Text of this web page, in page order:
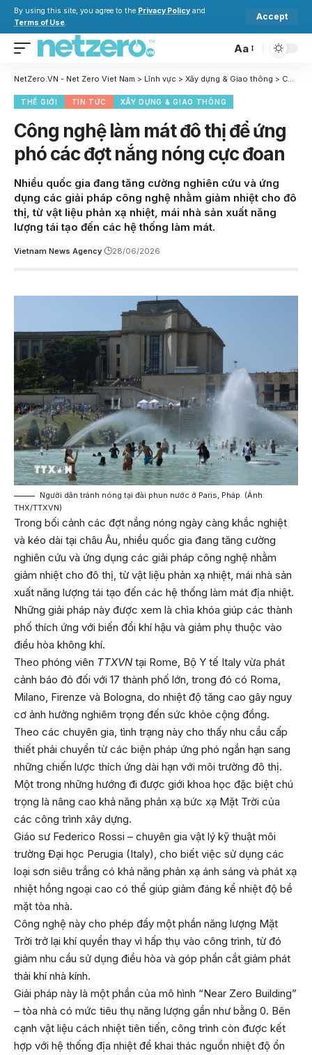
By using this site, you agree to the Privacy Policy and
Terms of Use.
Accept
Aa
NetZero.VN - Net Zero Viet Nam > Lĩnh vực > Xây dựng & Giao thông > Công nghệ làm mát đô thị để ứng phó các đợt nắng nóng cực đoan
THẾ GIỚI TIN TỨC XÂY DỰNG & GIAO THÔNG
Công nghệ làm mát đô thị để ứng
phó các đợt nắng nóng cực đoan
Nhiều quốc gia đang tăng cường nghiên cứu và ứng
dụng các giải pháp công nghệ nhằm giảm nhiệt cho đô
thị, từ vật liệu phản xạ nhiệt, mái nhà sản xuất năng
lượng tái tạo đến các hệ thống làm mát.
Vietnam News Agency 28/06/2026
Người dân tránh nóng tại đài phun nước ở Paris, Pháp. (Ảnh:
THX/TTXVN)
Trong bối cảnh các đợt nắng nóng ngày càng khắc nghiệt
và kéo dài tại châu Âu, nhiều quốc gia đang tăng cường
nghiên cứu và ứng dụng các giải pháp công nghệ nhằm
giảm nhiệt cho đô thị, từ vật liệu phản xạ nhiệt, mái nhà sản
xuất năng lượng tái tạo đến các hệ thống làm mát địa nhiệt.
Những giải pháp này được xem là chìa khóa giúp các thành
phố thích ứng với biến đổi khí hậu và giảm phụ thuộc vào
điều hòa không khí.
Theo phóng viên TTXVN tại Rome, Bộ Y tế Italy vừa phát
cảnh báo đỏ đối với 17 thành phố lớn, trong đó có Roma,
Milano, Firenze và Bologna, do nhiệt độ tăng cao gây nguy
cơ ảnh hưởng nghiêm trọng đến sức khỏe cộng đồng.
Theo các chuyên gia, tình trạng này cho thấy nhu cầu cấp
thiết phải chuyển từ các biện pháp ứng phó ngắn hạn sang
những chiến lược thích ứng dài hạn với môi trường đô thị.
Một trong những hướng đi được giới khoa học đặc biệt chú
trọng là nâng cao khả năng phản xạ bức xạ Mặt Trời của
các công trình xây dựng.
Giáo sư Federico Rossi – chuyên gia vật lý kỹ thuật môi
trường Đại học Perugia (Italy), cho biết việc sử dụng các
loại sơn siêu trắng có khả năng phản xạ ánh sáng và phát xạ
nhiệt hồng ngoại cao có thể giúp giảm đáng kể nhiệt độ bề
mặt tòa nhà.
Công nghệ này cho phép đẩy một phần năng lượng Mặt
Trời trở lại khí quyển thay vì hấp thụ vào công trình, từ đó
giảm nhu cầu sử dụng điều hòa và góp phần cắt giảm phát
thải khí nhà kính.
Giải pháp này là một phần của mô hình “Near Zero Building”
– tòa nhà có mức tiêu thụ năng lượng gần như bằng 0. Bên
cạnh vật liệu cách nhiệt tiên tiến, công trình còn được kết
hợp với hệ thống địa nhiệt để khai thác nguồn nhiệt độ ổn